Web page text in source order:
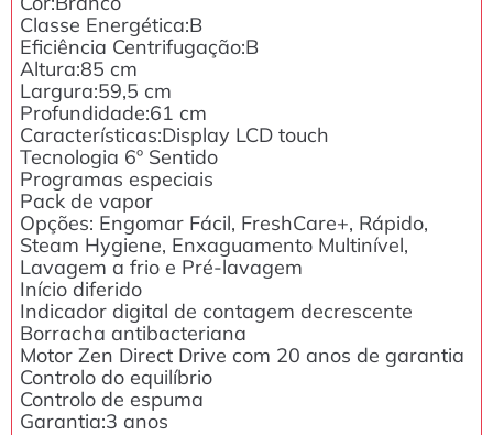
Classe Energética:B
Eficiência Centrifugação:B
Altura:85 cm
Largura:59,5 cm
Profundidade:61 cm
Características:Display LCD touch
Tecnologia 6º Sentido
Programas especiais
Pack de vapor
Opções: Engomar Fácil, FreshCare+, Rápido,
Steam Hygiene, Enxaguamento Multinível,
Lavagem a frio e Pré-lavagem
Início diferido
Indicador digital de contagem decrescente
Borracha antibacteriana
Motor Zen Direct Drive com 20 anos de garantia
Controlo do equilíbrio
Controlo de espuma
Garantia:3 anos